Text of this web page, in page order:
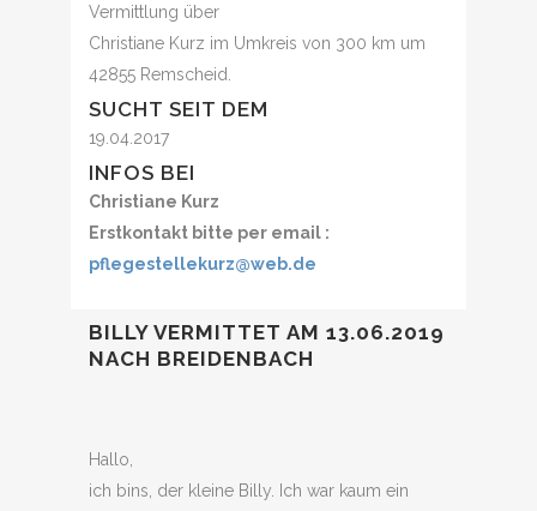
Vermittlung über
Christiane Kurz im Umkreis von 300 km um
42855 Remscheid.
SUCHT SEIT DEM
19.04.2017
INFOS BEI
Christiane Kurz
Erstkontakt bitte per email :
pflegestellekurz@web.de
BILLY VERMITTET AM 13.06.2019
NACH BREIDENBACH
Hallo,
ich bins, der kleine Billy. Ich war kaum ein